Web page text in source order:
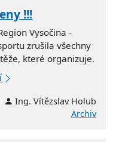
!!!
Vysočina -
zrušila všechny
které organizuje.
Ing. Vítězslav Holub
Archiv